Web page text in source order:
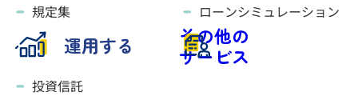
規定集
ローンシミュレーション
運用する
投資信託
その他の
サービス